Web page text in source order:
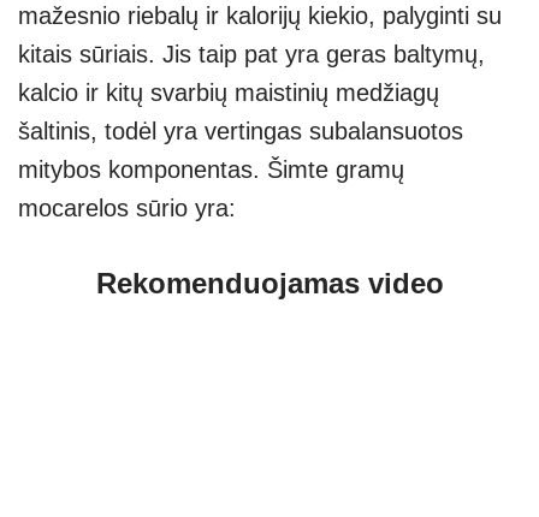
mažesnio riebalų ir kalorijų kiekio, palyginti su
kitais sūriais. Jis taip pat yra geras baltymų,
kalcio ir kitų svarbių maistinių medžiagų
šaltinis, todėl yra vertingas subalansuotos
mitybos komponentas. Šimte gramų
mocarelos sūrio yra:
Rekomenduojamas video